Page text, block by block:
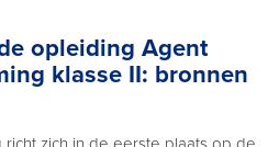
opleiding Agent
klasse II: bronnen